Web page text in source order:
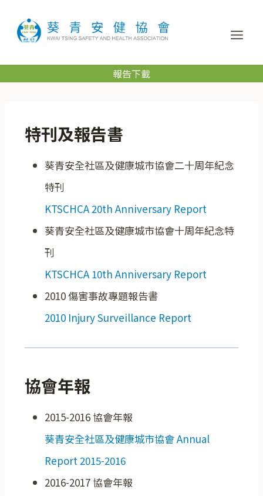
報告下載
特刊及報告書
葵青安全社區及健康城市協會二十周年紀念
特刊
KTSCHCA 20th Anniversary Report
葵青安全社區及健康城市協會十周年紀念特
刊
KTSCHCA 10th Anniversary Report
2010 傷害事故專題報告書
2010 Injury Surveillance Report
協會年報
2015-2016 協會年報
葵青安全社區及健康城市協會 Annual
Report 2015-2016
2016-2017 協會年報